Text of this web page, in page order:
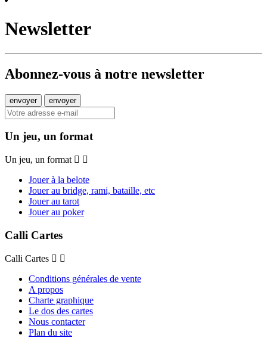
Newsletter
Abonnez-vous à notre newsletter
Un jeu, un format
Un jeu, un format
Jouer à la belote
Jouer au bridge, rami, bataille, etc
Jouer au tarot
Jouer au poker
Calli Cartes
Calli Cartes
Conditions générales de vente
A propos
Charte graphique
Le dos des cartes
Nous contacter
Plan du site